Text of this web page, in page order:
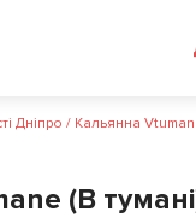
Дніпро / Кальянна
(В